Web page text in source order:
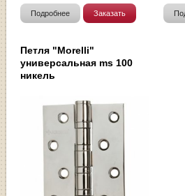
Подробнее Заказать
Петля "Morelli"
универсальная ms 100
никель